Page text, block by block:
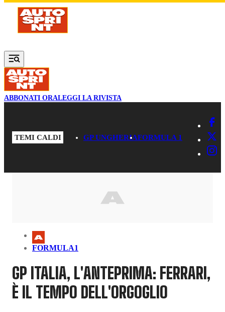
Vai al contenuto principale
ABBONATI ORALEGGI LA RIVISTA
TEMI CALDI GP UNGHERIAFORMULA 1
FORMULA1
GP ITALIA, L'ANTEPRIMA: FERRARI,
È IL TEMPO DELL'ORGOGLIO